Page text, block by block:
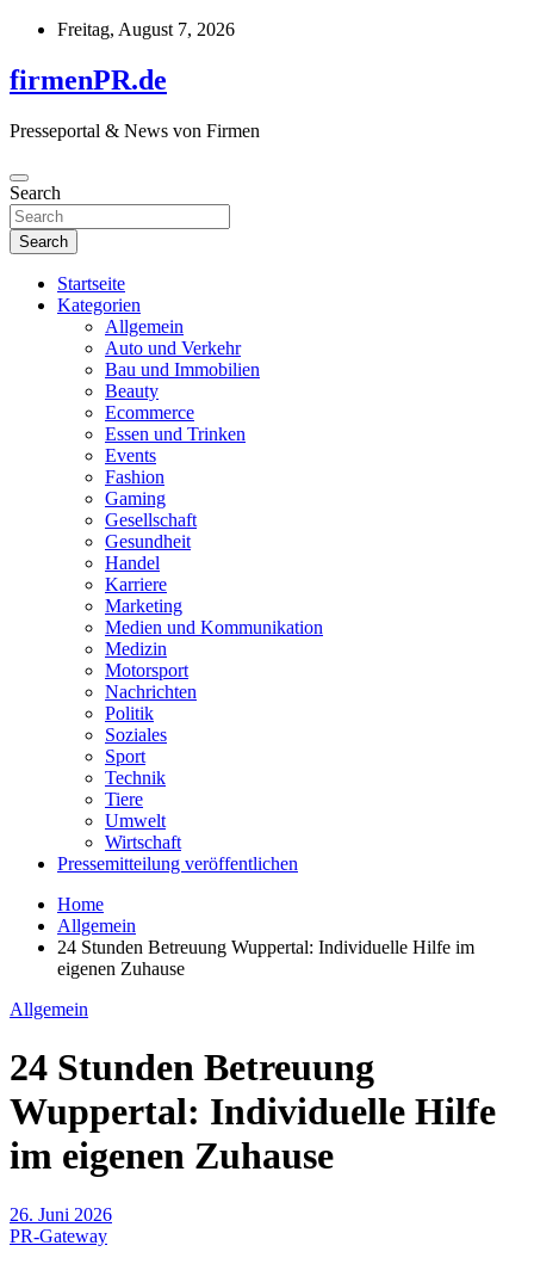
Skip
content
Freitag, August 7, 2026
firmenPR.de
Presseportal & News von Firmen
Search
Search
Startseite
Kategorien
Allgemein
Auto und Verkehr
Bau und Immobilien
Beauty
Ecommerce
Essen und Trinken
Events
Fashion
Gaming
Gesellschaft
Gesundheit
Handel
Karriere
Marketing
Medien und Kommunikation
Medizin
Motorsport
Nachrichten
Politik
Soziales
Sport
Technik
Tiere
Umwelt
Wirtschaft
Pressemitteilung veröffentlichen
Home
Allgemein
24 Stunden Betreuung Wuppertal: Individuelle Hilfe im
eigenen Zuhause
Allgemein
24 Stunden Betreuung
Wuppertal: Individuelle Hilfe
im eigenen Zuhause
26. Juni 2026
PR-Gateway